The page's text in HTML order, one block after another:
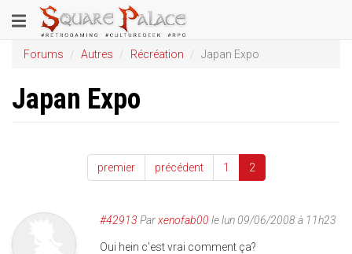
au
contenu
principal
Toggle
navigation
Forums Autres Récréation Japan Expo
Japan Expo
premier précédent 1 2
#42913 Parxenofab00 le lun 09/06/2008 à 11h23
Oui hein c'est vrai comment ça?